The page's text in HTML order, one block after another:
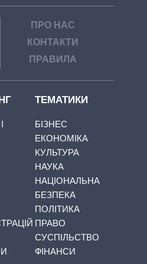
ПРО НАС
КОНТАКТИ
ПРАВИЛА
ТЕМАТИКИ
БІЗНЕС
ЕКОНОМІКА
КУЛЬТУРА
НАУКА
НАЦІОНАЛЬНА
БЕЗПЕКА
ПОЛІТИКА
ПРАВО
СУСПІЛЬСТВО
ФІНАНСИ